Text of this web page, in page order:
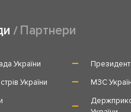
Партнери
України
Президент
України
МЗС